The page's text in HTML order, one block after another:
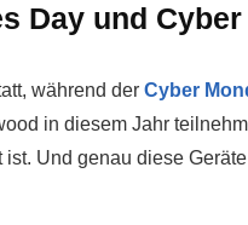
Day und
während der Cyber
in diesem Jahr
Und genau diese